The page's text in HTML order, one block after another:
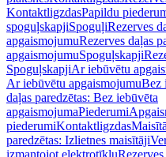
KontaktligzdasPapildu
spoguļskapjiSpoguļiRezerves
apgaismojumuRezerves daļas
apgaismojumuSpoguļskapji
SpoguļskapjiAr iebūvētu
Ar iebūvētu apgaismojumuBez
daļas paredzētas: Bez iebūvēta
apgaismojumaPiederumi
piederumiKontaktligzdas
paredzētas: Izlietnes maisītāji
izmantojot elektrotīklu